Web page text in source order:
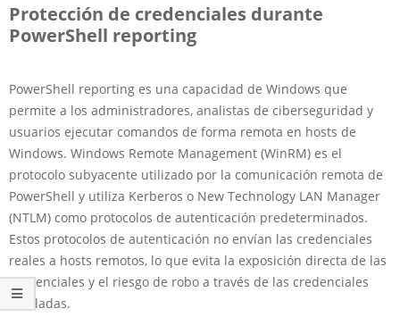
Protección de credenciales durante
PowerShell reporting
PowerShell reporting es una capacidad de Windows que
permite a los administradores, analistas de ciberseguridad y
usuarios ejecutar comandos de forma remota en hosts de
Windows. Windows Remote Management (WinRM) es el
protocolo subyacente utilizado por la comunicación remota de
PowerShell y utiliza Kerberos o New Technology LAN Manager
(NTLM) como protocolos de autenticación predeterminados.
Estos protocolos de autenticación no envían las credenciales
reales a hosts remotos, lo que evita la exposición directa de las
credenciales y el riesgo de robo a través de las credenciales
reveladas.